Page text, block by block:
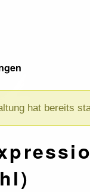
hat bereits